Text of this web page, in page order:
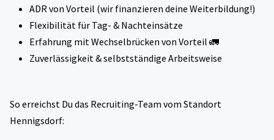
ADR von Vorteil (wir finanzieren deine Weiterbildung!)
Flexibilität für Tag- & Nachteinsätze
Erfahrung mit Wechselbrücken von Vorteil 🚛
Zuverlässigkeit & selbstständige Arbeitsweise
So erreichst Du das Recruiting-Team vom Standort
Hennigsdorf: